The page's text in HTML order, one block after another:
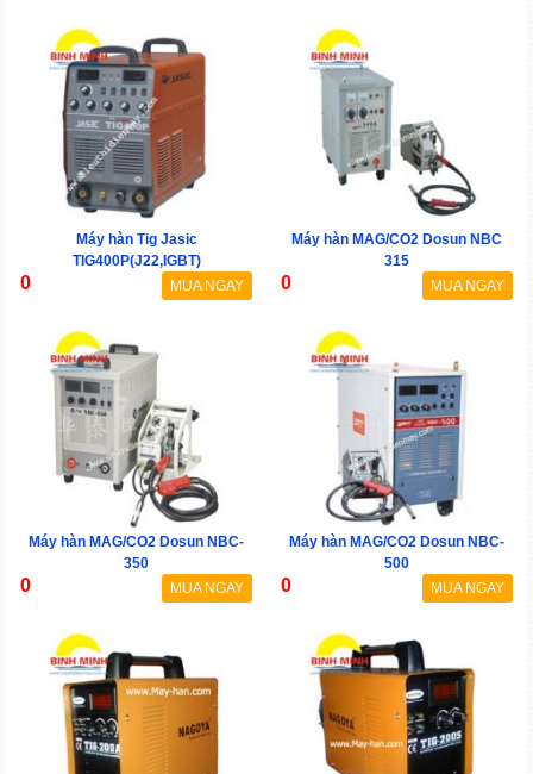
Máy hàn Tig Jasic
TIG400P(J22,IGBT)
0 MUA NGAY
Máy hàn MAG/CO2 Dosun NBC
315
0 MUA NGAY
Máy hàn MAG/CO2 Dosun NBC-
350
0 MUA NGAY
Máy hàn MAG/CO2 Dosun NBC-
500
0 MUA NGAY